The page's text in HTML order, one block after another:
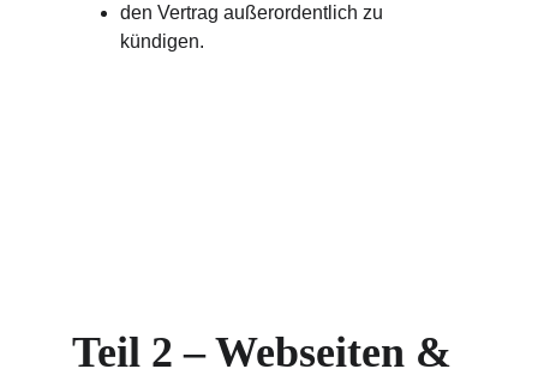
den Vertrag außerordentlich zu
kündigen.
Teil 2 – Webseiten &